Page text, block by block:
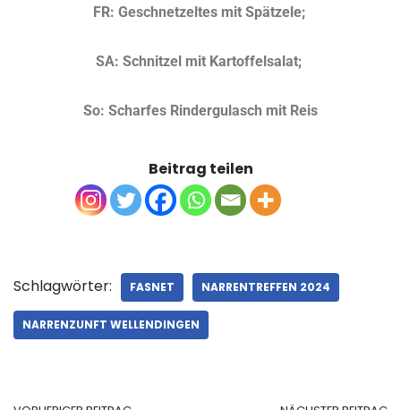
FR: Geschnetzeltes mit Spätzele;
SA: Schnitzel mit Kartoffelsalat;
So: Scharfes Rindergulasch mit Reis
Beitrag teilen
Schlagwörter: FASNET NARRENTREFFEN 2024
NARRENZUNFT WELLENDINGEN